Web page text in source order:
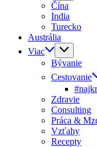
Čína
India
Turecko
Austrália
Viac
Bývanie
Cestovanie
Zdravie
Consulting
Práca &
Vzťahy
Recepty